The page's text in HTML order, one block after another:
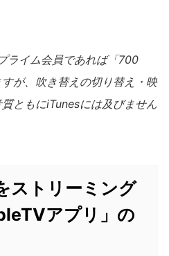
ライム会員であれば「700
が、吹き替えの切り替え・映
ともにiTunesには及びません
ストリーミング
アプリ」の